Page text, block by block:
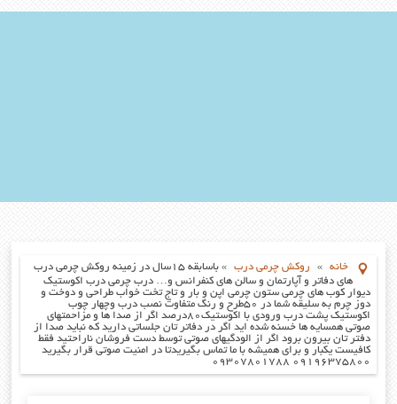
خانه » روکش چرمی درب »
باسابقه ۱۵سال در زمینه روکش چرمی درب
های دفاتر و آپارتمان و سالن های کنفرانس و… درب چرمی درب اکوستیک
دیوار کوب های چرمی ستون چرمی اپن و بار و تاج تخت خواب طراحی و دوخت و
دوز چرم به سلیقه شما در ۵۰طرح و رنگ متفاوت نصب درب وچهار چوب
اکوستیک پشت درب ورودی با اکوستیک۸۰درصد اگر از صدا ها و مزاحمتهای
صوتی همسایه ها خسنه شده اید اگر در دفاتر تان جلساتی دارید که نباید صدا از
دفتر تان بیرون برود اگر از الودگیهای صوتی توسط دست فروشان ناراحتید فقط
کافیست یکبار و برای همیشه با ما تماس بگیریدتا در امنیت صوتی قرار بگیرید
۰۹۱۹۶۳۷۵۸۰۰ ۰۹۳۰۷۸۰۱۷۸۸